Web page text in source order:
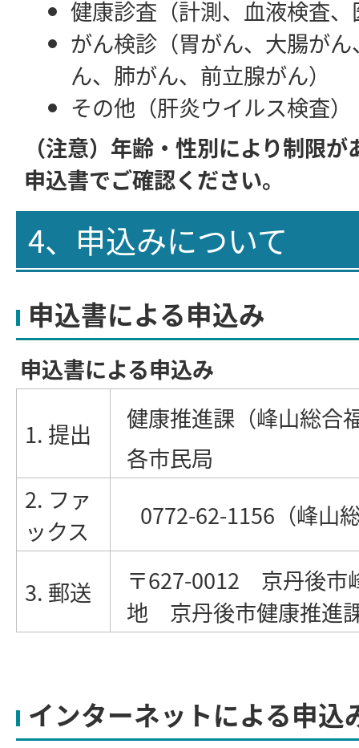
健康診査（計測、血液検査
がん検診（胃がん、大腸が
ん、肺がん、前立腺がん）
その他（肝炎ウイルス検査）
（注意）年齢・性別により制限
申込書でご確認ください。
4、申込みについて
申込書による申込み
申込書による申込み
1. 提出
健康推進課（峰山総合
各市民局
2. ファ
ックス
0772-62-1156（峰山
3. 郵送
〒627-0012 京丹後市
地 京丹後市健康推
インターネットによる申込